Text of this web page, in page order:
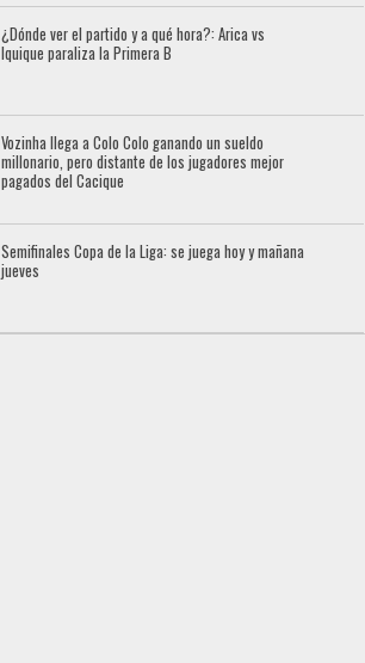
¿Dónde ver el partido y a qué hora?: Arica vs
Iquique paraliza la Primera B
Vozinha llega a Colo Colo ganando un sueldo
millonario, pero distante de los jugadores mejor
pagados del Cacique
Semifinales Copa de la Liga: se juega hoy y mañana
jueves